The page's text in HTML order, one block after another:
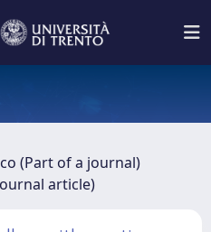
(Part of a journal)
article)